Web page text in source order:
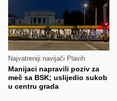
Najvatreniji navijači Plavih
Manijaci napravili poziv za
meč sa BSK; uslijedio sukob
u centru grada